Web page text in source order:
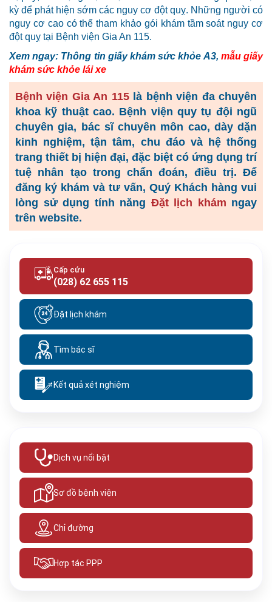
kỳ để phát hiện sớm các nguy cơ đột quỵ. Những người có
nguy cơ cao có thể tham khảo gói khám tầm soát nguy cơ
đột quỵ tại Bệnh viện Gia An 115.
Xem ngay: Thông tin giấy khám sức khỏe A3, mẫu giấy
khám sức khỏe lái xe
Bệnh viện Gia An 115 là bệnh viện đa chuyên
khoa kỹ thuật cao. Bệnh viện quy tụ đội ngũ
chuyên gia, bác sĩ chuyên môn cao, dày dặn
kinh nghiệm, tận tâm, chu đáo và hệ thống
trang thiết bị hiện đại, đặc biệt có ứng dụng trí
tuệ nhân tạo trong chẩn đoán, điều trị. Để
đăng ký khám và tư vấn, Quý Khách hàng vui
lòng sử dụng tính năng Đặt lịch khám ngay
trên website.
Cấp cứu
(028) 62 655 115
Đặt lịch khám
Tìm bác sĩ
Kết quả xét nghiệm
Dịch vụ nổi bật
Sơ đồ bệnh viện
Chỉ đường
Hợp tác PPP